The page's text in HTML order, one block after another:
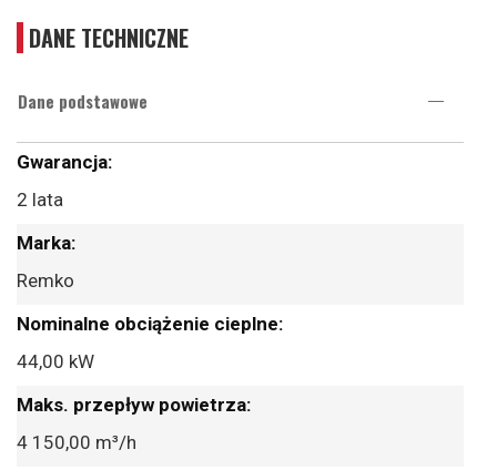
DANE TECHNICZNE
Dane podstawowe
Więcej
2 lata
Remko
44,00 kW
4 150,00 m³/h